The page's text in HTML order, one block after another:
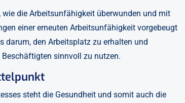
wie die Arbeitsunfähigkeit überwunden und mit
einer erneuten Arbeitsunfähigkeit vorgebeugt
darum, den Arbeitsplatz zu erhalten und
sinnvoll zu nutzen.
steht die Gesundheit und somit auch die